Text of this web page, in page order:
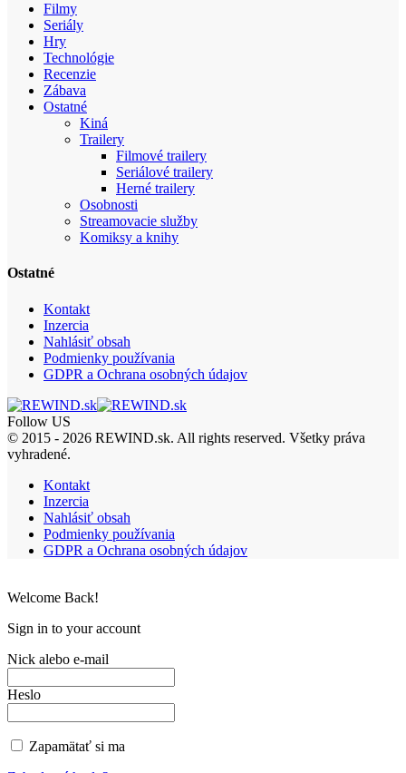
Filmy
Seriály
Hry
Technológie
Recenzie
Zábava
Ostatné
Kiná
Trailery
Filmové trailery
Seriálové trailery
Herné trailery
Osobnosti
Streamovacie služby
Komiksy a knihy
Ostatné
Kontakt
Inzercia
Nahlásiť obsah
Podmienky používania
GDPR a Ochrana osobných údajov
Follow US
© 2015 - 2026 REWIND.sk. All rights reserved. Všetky práva
vyhradené.
Kontakt
Inzercia
Nahlásiť obsah
Podmienky používania
GDPR a Ochrana osobných údajov
Welcome Back!
Sign in to your account
Nick alebo e-mail
Heslo
Zapamätať si ma